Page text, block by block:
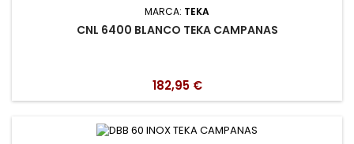
MARCA: TEKA
CNL 6400 BLANCO TEKA CAMPANAS
182,95 €